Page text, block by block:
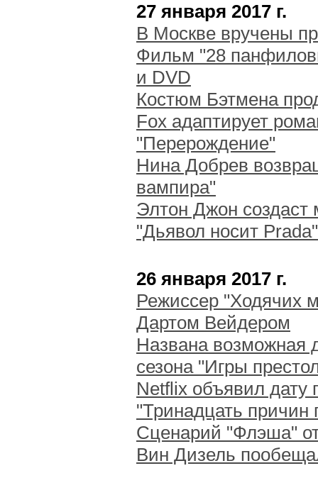
27 января 2017 г.
В Москве вручены
Фильм "28
и DVD
Костюм Бэтмена
Fox адаптирует
"Перерождение"
Нина Добрев
вампира"
Элтон Джон
"Дьявол носит Prada"
26 января 2017 г.
Режиссер "Ходячих
Дартом Вейдером
Названа возможная
сезона "Игры
Netflix объявил
"Тринадцать причин
Сценарий "Флэша"
Вин Дизель